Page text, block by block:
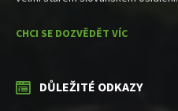
CHCI SE DOZVĚDĚT VÍC
DŮLEŽITÉ ODKAZY